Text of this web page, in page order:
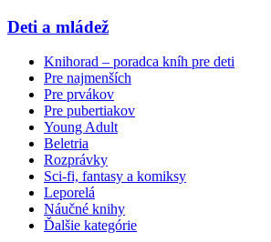
Deti a mládež
Knihorad – poradca kníh pre deti
Pre najmenších
Pre prvákov
Pre pubertiakov
Young Adult
Beletria
Rozprávky
Sci-fi, fantasy a komiksy
Leporelá
Náučné knihy
Ďalšie kategórie